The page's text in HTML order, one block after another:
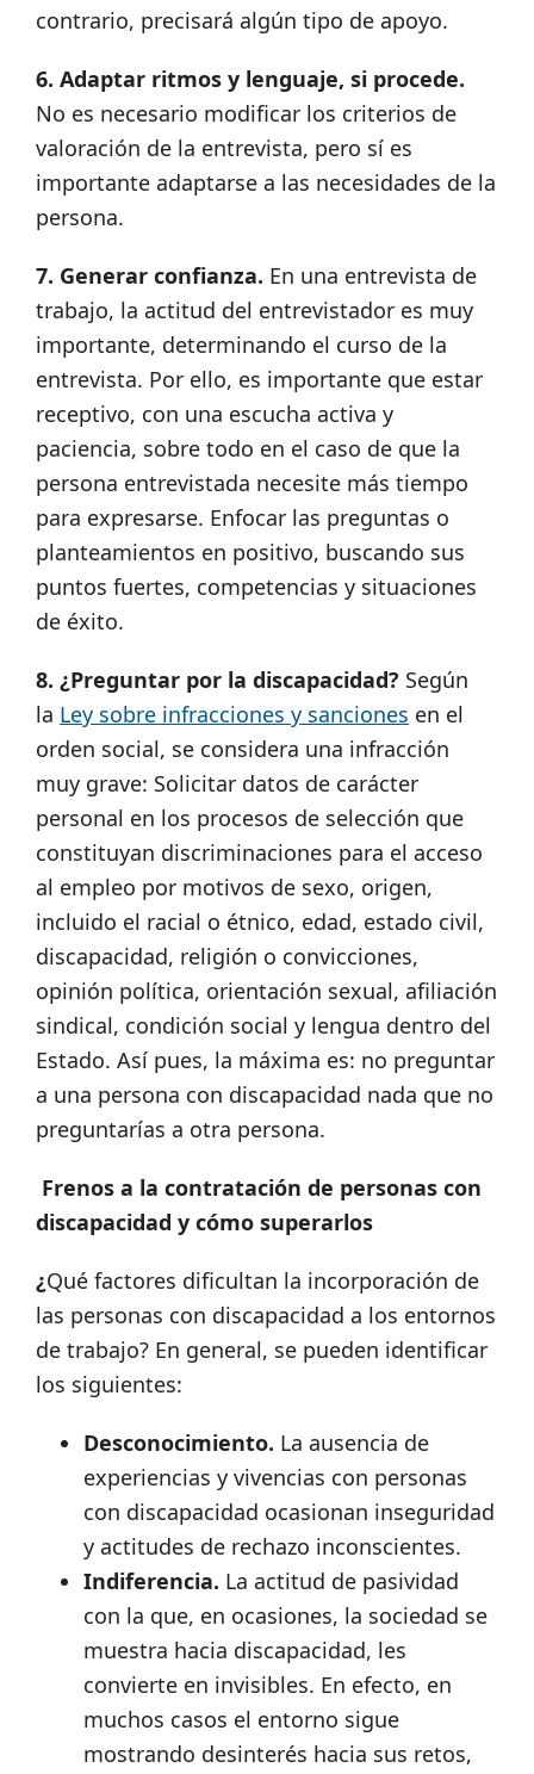
contrario, precisará algún tipo de apoyo.
6. Adaptar ritmos y lenguaje, si procede.
No es necesario modificar los criterios de
valoración de la entrevista, pero sí es
importante adaptarse a las necesidades de la
persona.
7. Generar confianza. En una entrevista de
trabajo, la actitud del entrevistador es muy
importante, determinando el curso de la
entrevista. Por ello, es importante que estar
receptivo, con una escucha activa y
paciencia, sobre todo en el caso de que la
persona entrevistada necesite más tiempo
para expresarse. Enfocar las preguntas o
planteamientos en positivo, buscando sus
puntos fuertes, competencias y situaciones
de éxito.
8. ¿Preguntar por la discapacidad? Según
la Ley sobre infracciones y sanciones en el
orden social, se considera una infracción
muy grave: Solicitar datos de carácter
personal en los procesos de selección que
constituyan discriminaciones para el acceso
al empleo por motivos de sexo, origen,
incluido el racial o étnico, edad, estado civil,
discapacidad, religión o convicciones,
opinión política, orientación sexual, afiliación
sindical, condición social y lengua dentro del
Estado. Así pues, la máxima es: no preguntar
a una persona con discapacidad nada que no
preguntarías a otra persona.
Frenos a la contratación de personas con
discapacidad y cómo superarlos
¿Qué factores dificultan la incorporación de
las personas con discapacidad a los entornos
de trabajo? En general, se pueden identificar
los siguientes:
Desconocimiento. La ausencia de
experiencias y vivencias con personas
con discapacidad ocasionan inseguridad
y actitudes de rechazo inconscientes.
Indiferencia. La actitud de pasividad
con la que, en ocasiones, la sociedad se
muestra hacia discapacidad, les
convierte en invisibles. En efecto, en
muchos casos el entorno sigue
mostrando desinterés hacia sus retos,